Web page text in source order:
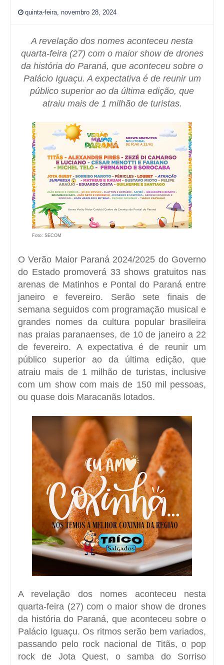
quinta-feira, novembro 28, 2024
A revelação dos nomes aconteceu nesta
quarta-feira (27) com o maior show de drones
da história do Paraná, que aconteceu sobre o
Palácio Iguaçu. A expectativa é de reunir um
público superior ao da última edição, que
atraiu mais de 1 milhão de turistas.
Foto: SECOM
O Verão Maior Paraná 2024/2025 do Governo
do Estado promoverá 33 shows gratuitos nas
arenas de Matinhos e Pontal do Paraná entre
janeiro e fevereiro. Serão sete finais de
semana seguidos com programação musical e
grandes nomes da cultura popular brasileira
nas praias paranaenses, de 10 de janeiro a 22
de fevereiro. A expectativa é de reunir um
público superior ao da última edição, que
atraiu mais de 1 milhão de turistas, inclusive
com um show com mais de 150 mil pessoas,
ou quase dois Maracanãs lotados.
A revelação dos nomes aconteceu nesta
quarta-feira (27) com o maior show de drones
da história do Paraná, que aconteceu sobre o
Palácio Iguaçu. Os ritmos serão bem variados,
passando pelo rock nacional de Titãs, o pop
rock de Jota Quest, o samba do Sorriso